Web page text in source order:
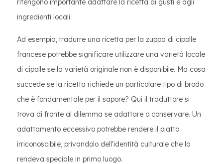
ritengono importante adattare la ricetta ai gusti e agli
ingredienti locali.
Ad esempio, tradurre una ricetta per la zuppa di cipolle
francese potrebbe significare utilizzare una varietà locale
di cipolle se la varietà originale non è disponibile. Ma cosa
succede se la ricetta richiede un particolare tipo di brodo
che è fondamentale per il sapore? Qui il traduttore si
trova di fronte al dilemma se adattare o conservare. Un
adattamento eccessivo potrebbe rendere il piatto
irriconoscibile, privandolo dell'identità culturale che lo
rendeva speciale in primo luogo.